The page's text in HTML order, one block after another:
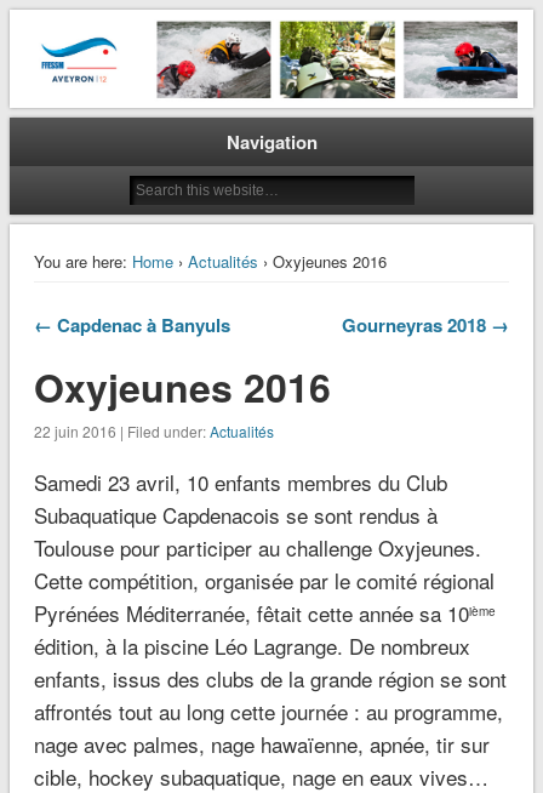
CODEP 12
La plongée en Aveyron…
Navigation
You are here: Home› Actualités › Oxyjeunes 2016
← Capdenac à Banyuls Gourneyras 2018 →
Oxyjeunes 2016
22 juin 2016 | Filed under:Actualités
Samedi 23 avril, 10 enfants membres du Club
Subaquatique Capdenacois se sont rendus à
Toulouse pour participer au challenge Oxyjeunes.
Cette compétition, organisée par le comité régional
Pyrénées Méditerranée, fêtait cette année sa 10ième
édition, à la piscine Léo Lagrange. De nombreux
enfants, issus des clubs de la grande région se sont
affrontés tout au long cette journée : au programme,
nage avec palmes, nage hawaïenne, apnée, tir sur
cible, hockey subaquatique, nage en eaux vives…